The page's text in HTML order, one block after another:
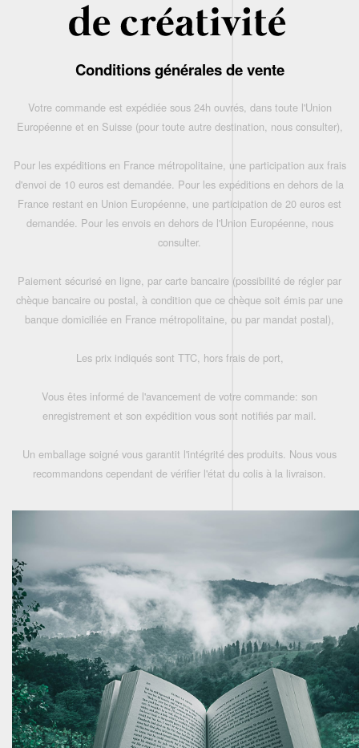
Conditions générales de vente
Votre commande est expédiée sous 24h ouvrés, dans toute l'Union
Européenne et en Suisse (pour toute autre destination, nous consulter),
Pour les expéditions en France métropolitaine, une participation aux frais
d'envoi de 10 euros est demandée. Pour les expéditions en dehors de la
France restant en Union Européenne, une participation de 20 euros est
demandée. Pour les envois en dehors de l'Union Européenne, nous
consulter.
Paiement sécurisé en ligne, par carte bancaire (possibilité de régler par
chèque bancaire ou postal, à condition que ce chèque soit émis par une
banque domiciliée en France métropolitaine, ou par mandat postal),
Les prix indiqués sont TTC, hors frais de port,
Vous êtes informé de l'avancement de votre commande: son
enregistrement et son expédition vous sont notifiés par mail.
Un emballage soigné vous garantit l'intégrité des produits. Nous vous
recommandons cependant de vérifier l'état du colis à la livraison.